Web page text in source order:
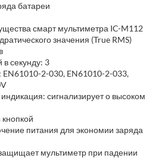
батареи
смарт мультиметра IC-M112
значения (True RMS)
в секунду: 3
EN61010-2-030, EN61010-2-033,
сигнализирует о высоком
питания для экономии заряда
мультиметр при падении